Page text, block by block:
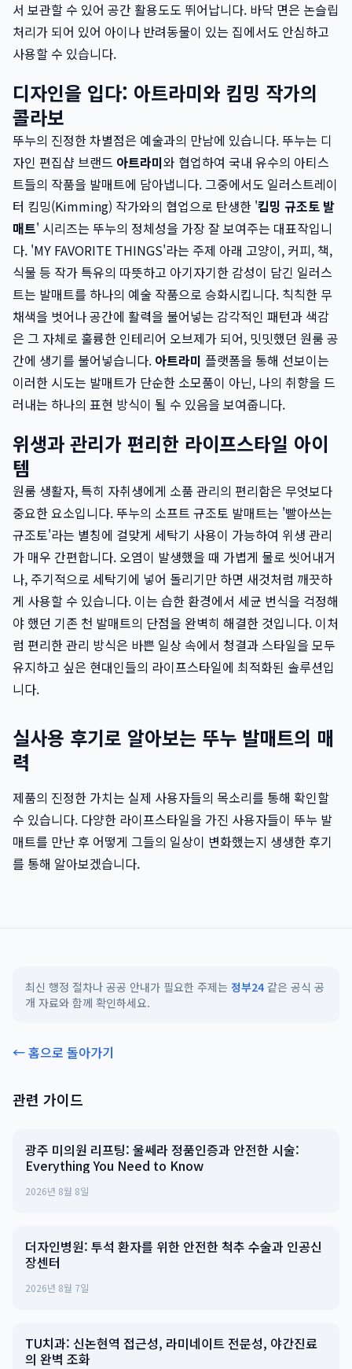
서 보관할 수 있어 공간 활용도도 뛰어납니다. 바닥 면은 논슬립
처리가 되어 있어 아이나 반려동물이 있는 집에서도 안심하고
사용할 수 있습니다.
디자인을 입다: 아트라미와 킴밍 작가의
콜라보
뚜누의 진정한 차별점은 예술과의 만남에 있습니다. 뚜누는 디
자인 편집샵 브랜드 아트라미와 협업하여 국내 유수의 아티스
트들의 작품을 발매트에 담아냅니다. 그중에서도 일러스트레이
터 킴밍(Kimming) 작가와의 협업으로 탄생한 '킴밍 규조토 발
매트' 시리즈는 뚜누의 정체성을 가장 잘 보여주는 대표작입니
다. 'MY FAVORITE THINGS'라는 주제 아래 고양이, 커피, 책,
식물 등 작가 특유의 따뜻하고 아기자기한 감성이 담긴 일러스
트는 발매트를 하나의 예술 작품으로 승화시킵니다. 칙칙한 무
채색을 벗어나 공간에 활력을 불어넣는 감각적인 패턴과 색감
은 그 자체로 훌륭한 인테리어 오브제가 되어, 밋밋했던 원룸 공
간에 생기를 불어넣습니다. 아트라미 플랫폼을 통해 선보이는
이러한 시도는 발매트가 단순한 소모품이 아닌, 나의 취향을 드
러내는 하나의 표현 방식이 될 수 있음을 보여줍니다.
위생과 관리가 편리한 라이프스타일 아이
템
원룸 생활자, 특히 자취생에게 소품 관리의 편리함은 무엇보다
중요한 요소입니다. 뚜누의 소프트 규조토 발매트는 '빨아쓰는
규조토'라는 별칭에 걸맞게 세탁기 사용이 가능하여 위생 관리
가 매우 간편합니다. 오염이 발생했을 때 가볍게 물로 씻어내거
나, 주기적으로 세탁기에 넣어 돌리기만 하면 새것처럼 깨끗하
게 사용할 수 있습니다. 이는 습한 환경에서 세균 번식을 걱정해
야 했던 기존 천 발매트의 단점을 완벽히 해결한 것입니다. 이처
럼 편리한 관리 방식은 바쁜 일상 속에서 청결과 스타일을 모두
유지하고 싶은 현대인들의 라이프스타일에 최적화된 솔루션입
니다.
실사용 후기로 알아보는 뚜누 발매트의 매
력
제품의 진정한 가치는 실제 사용자들의 목소리를 통해 확인할
수 있습니다. 다양한 라이프스타일을 가진 사용자들이 뚜누 발
매트를 만난 후 어떻게 그들의 일상이 변화했는지 생생한 후기
를 통해 알아보겠습니다.
최신 행정 절차나 공공 안내가 필요한 주제는 정부24 같은 공식 공
개 자료와 함께 확인하세요.
← 홈으로 돌아가기
관련 가이드
광주 미의원 리프팅: 울쎄라 정품인증과 안전한 시술:
Everything You Need to Know
2026년 8월 8일
더자인병원: 투석 환자를 위한 안전한 척추 수술과 인공신
장센터
2026년 8월 7일
TU치과: 신논현역 접근성, 라미네이트 전문성, 야간진료
의 완벽 조화